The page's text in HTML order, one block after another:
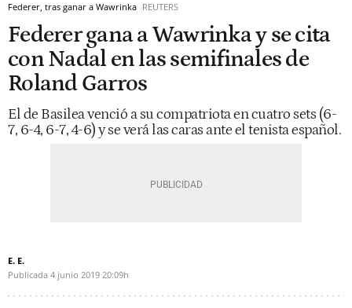
Federer, tras ganar a Wawrinka REUTERS
Federer gana a Wawrinka y se cita
con Nadal en las semifinales de
Roland Garros
El de Basilea venció a su compatriota en cuatro sets (6-
7, 6-4, 6-7, 4-6) y se verá las caras ante el tenista español.
E. E.
Publicada 4 junio 2019 20:09h